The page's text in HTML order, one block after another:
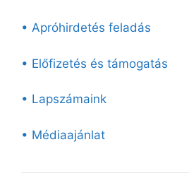
• Apróhirdetés feladás
• Előfizetés és támogatás
• Lapszámaink
• Médiaajánlat